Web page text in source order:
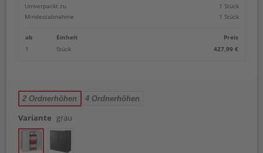
Umverpackt zu
1 Stück
Mindestabnahme
1 Stück
ab Einheit
Preis
1
Stück 427,99 €
2 Ordnerhöhen 4 Ordnerhöhen
Variante grau